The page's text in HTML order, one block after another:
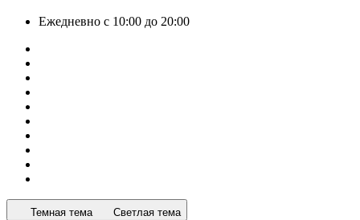
Ежедневно с 10:00 до 20:00
Темная тема Светлая тема